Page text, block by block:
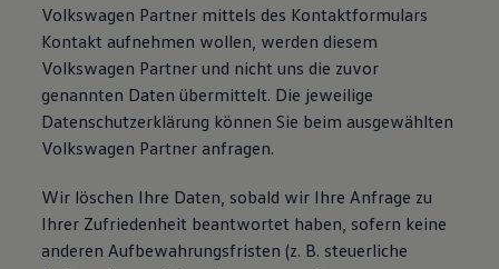
Volkswagen Partner mittels des Kontaktformulars
Kontakt aufnehmen wollen, werden diesem
Volkswagen Partner und nicht uns die zuvor
genannten Daten übermittelt. Die jeweilige
Datenschutzerklärung können Sie beim ausgewählten
Volkswagen Partner anfragen.
Wir löschen Ihre Daten, sobald wir Ihre Anfrage zu
Ihrer Zufriedenheit beantwortet haben, sofern keine
anderen Aufbewahrungsfristen (z. B. steuerliche